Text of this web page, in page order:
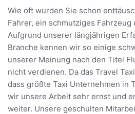
Wie oft wurden Sie schon
Fahrer, ein schmutziges
Aufgrund unserer längjährigen
Branche kennen wir so einige
unserer Meinung nach den Titel
nicht verdienen. Da das Travel
dass größte Taxi Unternehmen in
wir unsere Arbeit sehr ernst und
weiter. Unsere geschulten